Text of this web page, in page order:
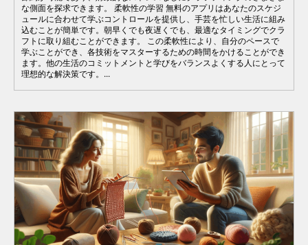
な側面を探求できます。 柔軟性の学習 無料のアプリはあなたのスケジ
ュールに合わせて学ぶコントロールを提供し、手芸を忙しい生活に組み
込むことが簡単です。朝早くでも夜遅くでも、最適なタイミングでクラ
フトに取り組むことができます。 この柔軟性により、自分のペースで
学ぶことができ、各技術をマスターするための時間をかけることができ
ます。他の生活のコミットメントと学びをバランスよくする人にとって
理想的な解決策です。...